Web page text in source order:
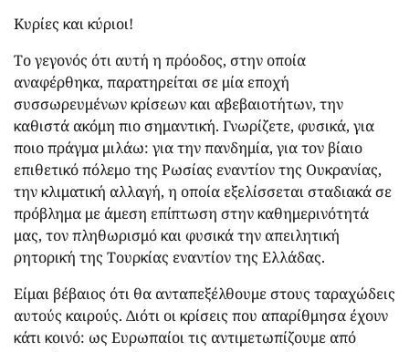
Κυρίες και κύριοι!
Το γεγονός ότι αυτή η πρόοδος, στην οποία
αναφέρθηκα, παρατηρείται σε μία εποχή
συσσωρευμένων κρίσεων και αβεβαιοτήτων, την
καθιστά ακόμη πιο σημαντική. Γνωρίζετε, φυσικά, για
ποιο πράγμα μιλάω: για την πανδημία, για τον βίαιο
επιθετικό πόλεμο της Ρωσίας εναντίον της Ουκρανίας,
την κλιματική αλλαγή, η οποία εξελίσσεται σταδιακά σε
πρόβλημα με άμεση επίπτωση στην καθημερινότητά
μας, τον πληθωρισμό και φυσικά την απειλητική
ρητορική της Τουρκίας εναντίον της Ελλάδας.
Είμαι βέβαιος ότι θα ανταπεξέλθουμε στους ταραχώδεις
αυτούς καιρούς. Διότι οι κρίσεις που απαρίθμησα έχουν
κάτι κοινό: ως Ευρωπαίοι τις αντιμετωπίζουμε από